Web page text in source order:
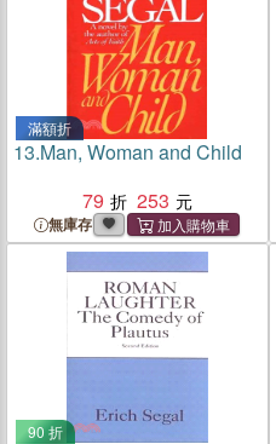
滿額折
13.Man, Woman and Child
79
253
無庫存
90 折